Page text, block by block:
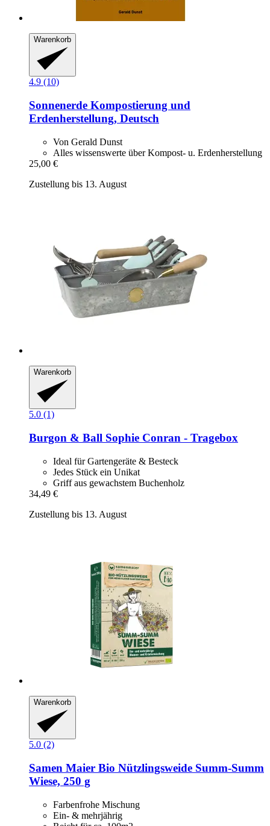
Warenkorb
4.9 (10)
Sonnenerde Kompostierung und
Erdenherstellung, Deutsch
Von Gerald Dunst
Alles wissenswerte über Kompost- u. Erdenherstellung
25,00 €
Zustellung bis 13. August
Warenkorb
5.0 (1)
Burgon & Ball Sophie Conran -​ Tragebox
Ideal für Gartengeräte & Besteck
Jedes Stück ein Unikat
Griff aus gewachstem Buchenholz
34,49 €
Zustellung bis 13. August
Warenkorb
5.0 (2)
Samen Maier Bio Nützlingsweide Summ-​Summ
Wiese, 250 g
Farbenfrohe Mischung
Ein- & mehrjährig